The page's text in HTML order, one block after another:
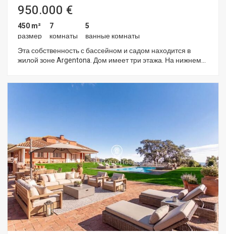
950.000 €
450 m²
размер
7
комнаты
5
ванные комнаты
Эта собственность с бассейном и садом находится в
жилой зоне Argentona. Дом имеет три этажа. На нижнем
первом этаже есть две жилые и одна ванная комнаты,
для автомобилей. Отопление газовое, деревянные окна с
двойным остеклением, кафельные полы, сигнализация.